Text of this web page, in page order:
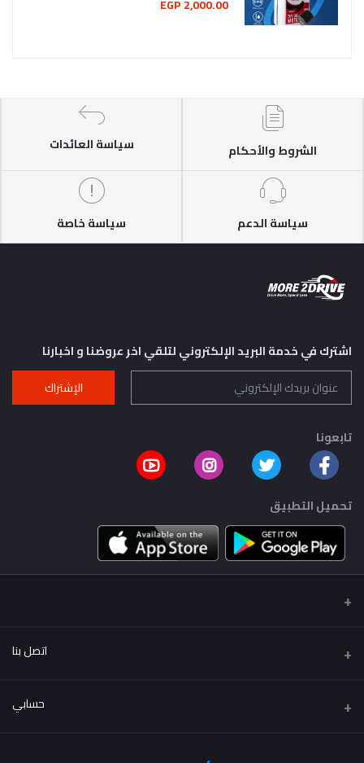
2,000.00 EGP
الشروط والأحكام سياسة العائدات
سياسة الدعم سياسة خاصة
اشترك في خدمة البريد الإلكتروني لتلقي اخر عروضنا و اخبارنا
الإشتراك
تابعونا
تحميل التطبيق
اتصل بنا
عنوان
..
حسابي